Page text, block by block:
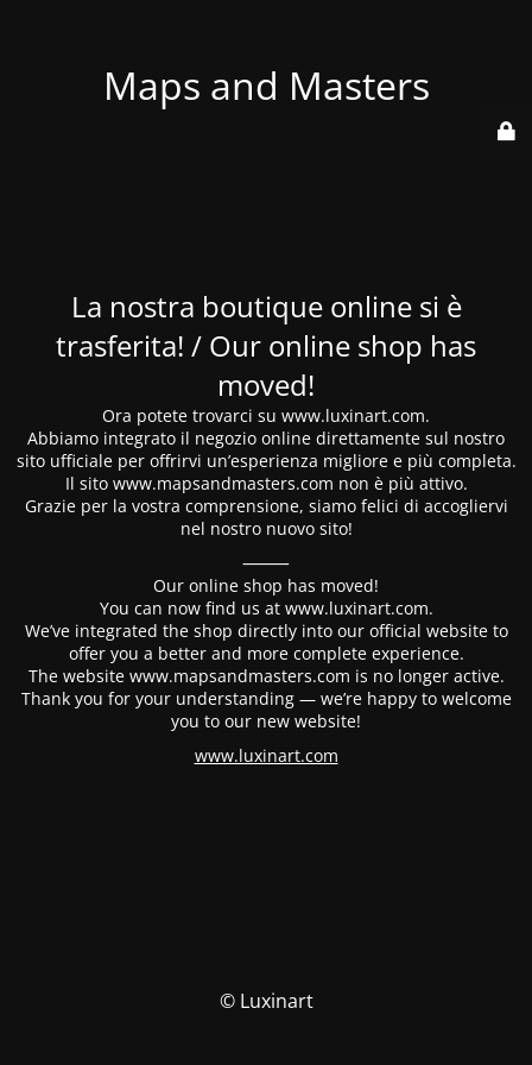
Maps and Masters
La nostra boutique online si è
trasferita! / Our online shop has
moved!
Ora potete trovarci su www.luxinart.com.
Abbiamo integrato il negozio online direttamente sul nostro
sito ufficiale per offrirvi un’esperienza migliore e più completa.
Il sito www.mapsandmasters.com non è più attivo.
Grazie per la vostra comprensione, siamo felici di accogliervi
nel nostro nuovo sito!
⸻
Our online shop has moved!
You can now find us at www.luxinart.com.
We’ve integrated the shop directly into our official website to
offer you a better and more complete experience.
The website www.mapsandmasters.com is no longer active.
Thank you for your understanding — we’re happy to welcome
you to our new website!
www.luxinart.com
© Luxinart